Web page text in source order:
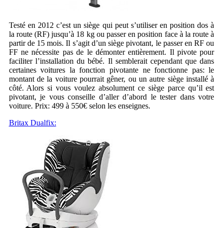
Testé en 2012 c’est un siège qui peut s’utiliser en position dos à
la route (RF) jusqu’à 18 kg ou passer en position face à la route à
partir de 15 mois. Il s’agit d’un siège pivotant, le passer en RF ou
FF ne nécessite pas de le démonter entièrement. Il pivote pour
faciliter l’installation du bébé. Il semblerait cependant que dans
certaines voitures la fonction pivotante ne fonctionne pas: le
montant de la voiture pourrait gêner, ou un autre siège installé à
côté. Alors si vous voulez absolument ce siège parce qu’il est
pivotant, je vous conseille d’aller d’abord le tester dans votre
voiture. Prix: 499 à 550€ selon les enseignes.
Britax Dualfix: